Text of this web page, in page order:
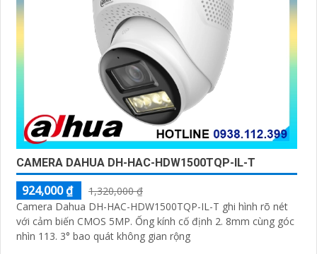
CAMERA DAHUA DH-HAC-HDW1500TQP-IL-T
924,000 ₫
1,320,000 ₫
Camera Dahua DH-HAC-HDW1500TQP-IL-T ghi hình rõ nét
với cảm biến CMOS 5MP. Ống kính cố định 2. 8mm cùng góc
nhìn 113. 3° bao quát không gian rộng